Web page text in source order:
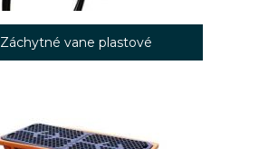
Záchytné vane plastové